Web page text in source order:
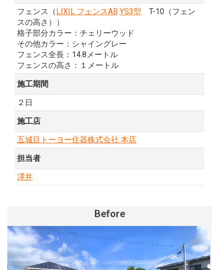
フェンス（LIXIL フェンスAB YS3型 T-10（フェン
スの高さ））
格子部分カラー：チェリーウッド
その他カラー：シャイングレー
フェンス全長：14.8メートル
フェンスの高さ：１メートル
施工期間
２日
施工店
五城目トーヨー住器株式会社 本店
担当者
澤井
Before